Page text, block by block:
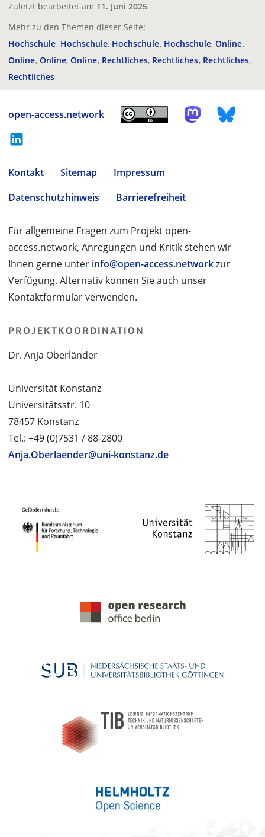
Zuletzt bearbeitet am 11. Juni 2025
Mehr zu den Themen dieser Seite:
Hochschule Hochschule Hochschule Hochschule Online
Online Online Online Rechtliches Rechtliches Rechtliches
Rechtliches
open-access.network
Kontakt Sitemap
Impressum
Datenschutzhinweis
Barrierefreiheit
Für allgemeine Fragen zum Projekt open-
access.network, Anregungen und Kritik stehen wir
Ihnen gerne unter info@open-access.networkzur
Verfügung. Alternativ können Sie auch unser
Kontaktformular verwenden.
PROJEKTKOORDINATION
Dr. Anja Oberländer
Universität Konstanz
Universitätsstr. 10
78457 Konstanz
Tel.: +49 (0)7531 / 88-2800
Anja.Oberlaender@uni-konstanz.de